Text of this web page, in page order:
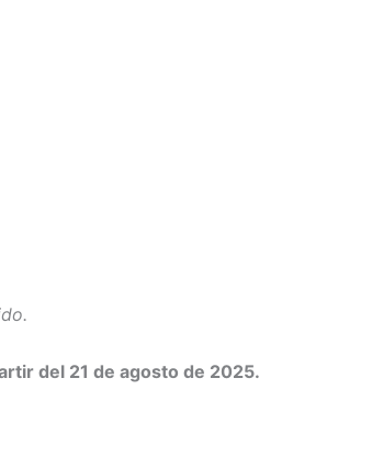
del 21 de agosto de 2025.